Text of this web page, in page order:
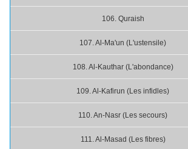
106. Quraish
107. Al-Ma'un (L'ustensile)
108. Al-Kauthar (L'abondance)
109. Al-Kafirun (Les infidles)
110. An-Nasr (Les secours)
111. Al-Masad (Les fibres)